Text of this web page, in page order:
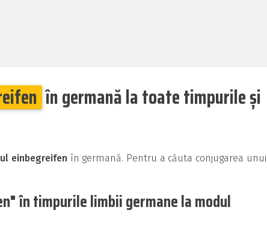
în germană la toate timpurile și
einbegreifen în germană. Pentru a căuta conjugarea
în timpurile limbii germane la modul